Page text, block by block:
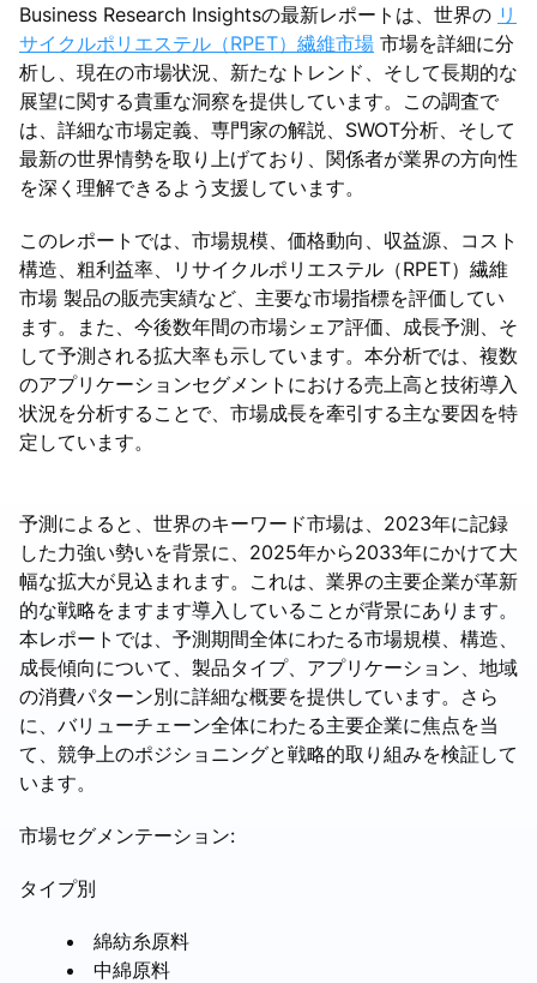
Business Research Insightsの最新レポートは、世界の リ
サイクルポリエステル（RPET）繊維市場 市場を詳細に分
析し、現在の市場状況、新たなトレンド、そして長期的な
展望に関する貴重な洞察を提供しています。この調査で
は、詳細な市場定義、専門家の解説、SWOT分析、そして
最新の世界情勢を取り上げており、関係者が業界の方向性
を深く理解できるよう支援しています。
このレポートでは、市場規模、価格動向、収益源、コスト
構造、粗利益率、リサイクルポリエステル（RPET）繊維
市場 製品の販売実績など、主要な市場指標を評価してい
ます。また、今後数年間の市場シェア評価、成長予測、そ
して予測される拡大率も示しています。本分析では、複数
のアプリケーションセグメントにおける売上高と技術導入
状況を分析することで、市場成長を牽引する主な要因を特
定しています。
予測によると、世界のキーワード市場は、2023年に記録
した力強い勢いを背景に、2025年から2033年にかけて大
幅な拡大が見込まれます。これは、業界の主要企業が革新
的な戦略をますます導入していることが背景にあります。
本レポートでは、予測期間全体にわたる市場規模、構造、
成長傾向について、製品タイプ、アプリケーション、地域
の消費パターン別に詳細な概要を提供しています。さら
に、バリューチェーン全体にわたる主要企業に焦点を当
て、競争上のポジショニングと戦略的取り組みを検証して
います。
市場セグメンテーション:
タイプ別
綿紡糸原料
中綿原料